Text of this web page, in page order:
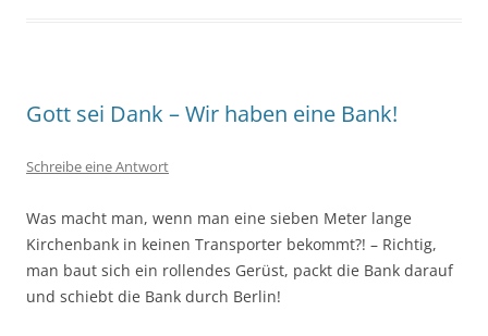
Gott sei Dank – Wir haben eine Bank!
Schreibe eine Antwort
Was macht man, wenn man eine sieben Meter lange
Kirchenbank in keinen Transporter bekommt?! – Richtig,
man baut sich ein rollendes Gerüst, packt die Bank darauf
und schiebt die Bank durch Berlin!